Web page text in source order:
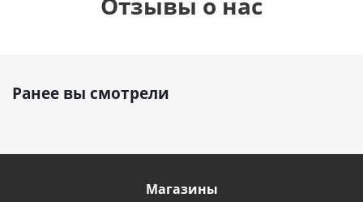
Ранее вы смотрели
Магазины